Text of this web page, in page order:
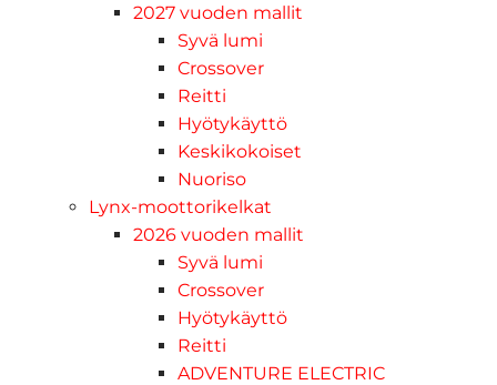
2027 vuoden mallit
Syvä lumi
Crossover
Reitti
Hyötykäyttö
Keskikokoiset
Nuoriso
Lynx-moottorikelkat
2026 vuoden mallit
Syvä lumi
Crossover
Hyötykäyttö
Reitti
ADVENTURE ELECTRIC